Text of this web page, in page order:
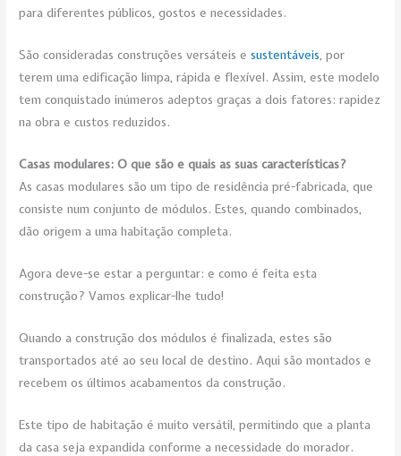
para diferentes públicos, gostos e necessidades.
São consideradas construções versáteis esustentáveis, por
terem uma edificação limpa, rápida e flexível. Assim, este modelo
tem conquistado inúmeros adeptos graças a dois fatores: rapidez
na obra e custos reduzidos.
Casas modulares: O que são e quais as suas características?
As casas modulares são um tipo de residência pré-fabricada, que
consiste num conjunto de módulos. Estes, quando combinados,
dão origem a uma habitação completa.
Agora deve-se estar a perguntar: e como é feita esta
construção? Vamos explicar-lhe tudo!
Quando a construção dos módulos é finalizada, estes são
transportados até ao seu local de destino. Aqui são montados e
recebem os últimos acabamentos da construção.
Este tipo de habitação é muito versátil, permitindo que a planta
da casa seja expandida conforme a necessidade do morador.